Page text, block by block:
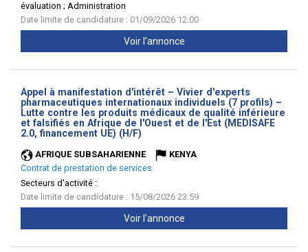
évaluation ; Administration
Date limite de candidature : 01/09/2026 12:00
Voir l'annonce
Appel à manifestation d'intérêt – Vivier d'experts
pharmaceutiques internationaux individuels (7 profils) –
Lutte contre les produits médicaux de qualité inférieure
et falsifiés en Afrique de l'Ouest et de l'Est (MEDISAFE
2.0, financement UE) (H/F)
AFRIQUE SUBSAHARIENNE
KENYA
Contrat de prestation de services
Secteurs d'activité :
Date limite de candidature : 15/08/2026 23:59
Voir l'annonce